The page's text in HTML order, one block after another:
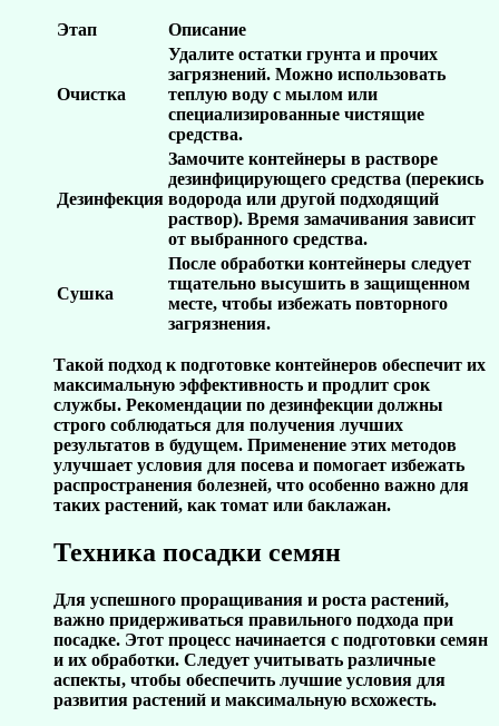
Этап Описание
Очистка
Удалите остатки грунта и прочих
загрязнений. Можно использовать
теплую воду с мылом или
специализированные чистящие
средства.
Дезинфекция
Замочите контейнеры в растворе
дезинфицирующего средства (перекись
водорода или другой подходящий
раствор). Время замачивания зависит
от выбранного средства.
Сушка
После обработки контейнеры следует
тщательно высушить в защищенном
месте, чтобы избежать повторного
загрязнения.
Такой подход к подготовке контейнеров обеспечит их
максимальную эффективность и продлит срок
службы. Рекомендации по дезинфекции должны
строго соблюдаться для получения лучших
результатов в будущем. Применение этих методов
улучшает условия для посева и помогает избежать
распространения болезней, что особенно важно для
таких растений, как томат или баклажан.
Техника посадки семян
Для успешного проращивания и роста растений,
важно придерживаться правильного подхода при
посадке. Этот процесс начинается с подготовки семян
и их обработки. Следует учитывать различные
аспекты, чтобы обеспечить лучшие условия для
развития растений и максимальную всхожесть.